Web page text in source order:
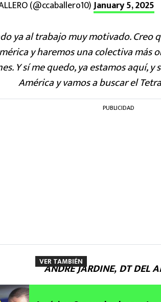
(@ccaballero10)January 5, 2025
ya al trabajo muy motivado. Creo
y haremos una colectiva más
Y sí me quedo, ya estamos aquí,
América y vamos a buscar el
PUBLICIDAD
ANDRÉ JARDINE, DT DEL
VER TAMBIÉN